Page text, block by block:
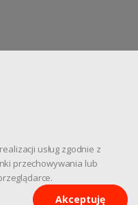
usług zgodnie z
przechowywania lub
Akceptuję